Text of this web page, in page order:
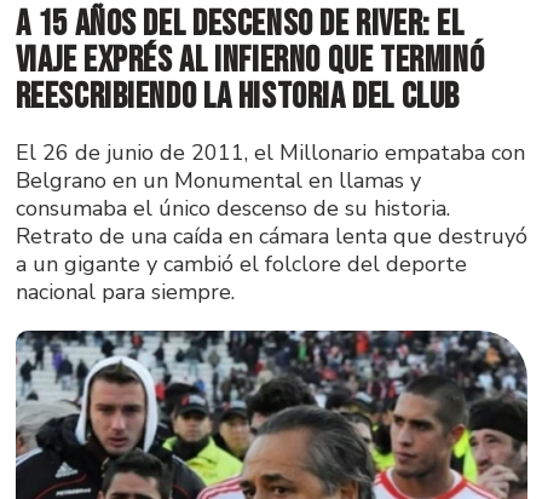
A 15 años del descenso de River: el
viaje exprés al infierno que terminó
reescribiendo la historia del club
El 26 de junio de 2011, el Millonario empataba con
Belgrano en un Monumental en llamas y
consumaba el único descenso de su historia.
Retrato de una caída en cámara lenta que destruyó
a un gigante y cambió el folclore del deporte
nacional para siempre.